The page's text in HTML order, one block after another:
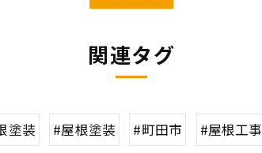
関連タグ
塗装 #屋根塗装 #町田市 #屋根工事